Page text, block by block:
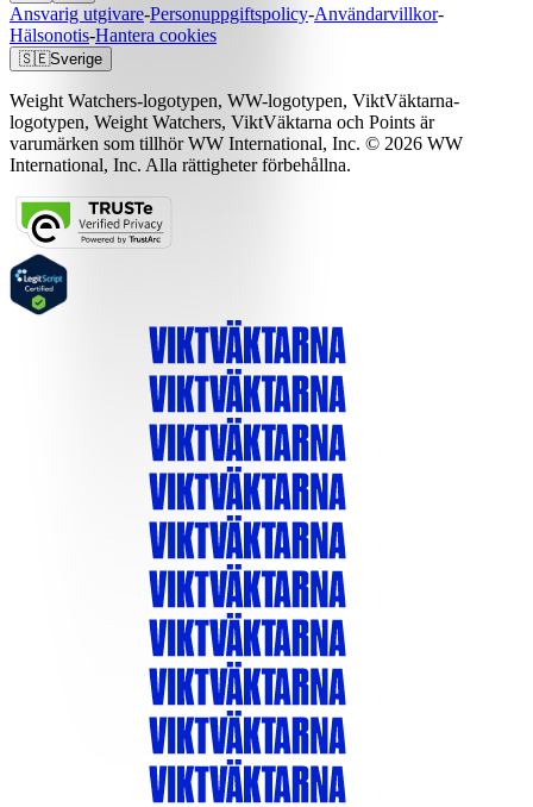
Ansvarig utgivare-Personuppgiftspolicy-Användarvillkor-
Hälsonotis-Hantera cookies
🇸🇪Sverige
Weight Watchers-logotypen, WW-logotypen, ViktVäktarna-
logotypen, Weight Watchers, ViktVäktarna och Points är
varumärken som tillhör WW International, Inc. © 2026 WW
International, Inc. Alla rättigheter förbehållna.